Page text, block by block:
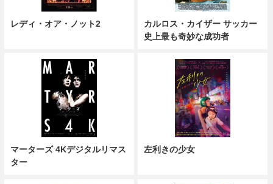
レディ・オア・ノット2
カルロス・カイザー サッカー
史上最も奇妙な成功者
マーターズ 4Kデジタルリマス
ター
左利きの少女